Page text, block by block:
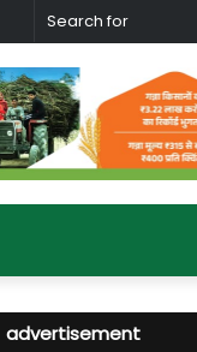
advertisement